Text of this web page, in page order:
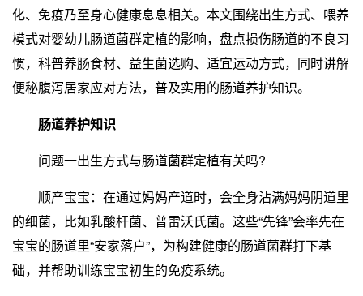
化、免疫乃至身心健康息息相关。本文围绕出生方式、喂养
模式对婴幼儿肠道菌群定植的影响，盘点损伤肠道的不良习
惯，科普养肠食材、益生菌选购、适宜运动方式，同时讲解
便秘腹泻居家应对方法，普及实用的肠道养护知识。
肠道养护知识
问题一出生方式与肠道菌群定植有关吗?
顺产宝宝：在通过妈妈产道时，会全身沾满妈妈阴道里
的细菌，比如乳酸杆菌、普雷沃氏菌。这些“先锋”会率先在
宝宝的肠道里“安家落户”，为构建健康的肠道菌群打下基
础，并帮助训练宝宝初生的免疫系统。